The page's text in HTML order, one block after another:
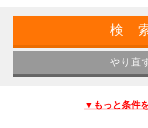
▼もっと条件